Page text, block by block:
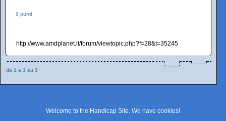
0 punti
http://www.amdplanet.it/forum/viewtopic.php?f=28&t=35245
da 1 a 3 su 3
Welcome to the Handicap Site. We have cookies!